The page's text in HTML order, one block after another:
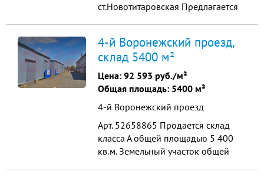
ст.Новотитаровская Предлагается
промназначения 22.7 соток Здания
1260 м кв. (четыре Кран-балки по
10 тонн каждая, размер здания 30
х 41х 9, кровля и стены из
сэндвич...
4-й Воронежский проезд,
склад 5400 м²
Цена: 92 593 руб./м²
Общая площадь: 5400 м²
4-й Воронежский проезд
Арт. 52658865 Продается склад
класса А общей площадью 5 400
кв.м. Земельный участок общей